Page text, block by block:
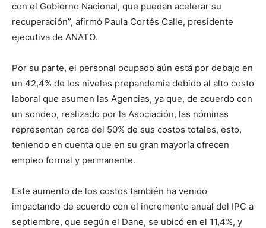
con el Gobierno Nacional, que puedan acelerar su
recuperación”, afirmó Paula Cortés Calle, presidente
ejecutiva de ANATO.
Por su parte, el personal ocupado aún está por debajo en
un 42,4% de los niveles prepandemia debido al alto costo
laboral que asumen las Agencias, ya que, de acuerdo con
un sondeo, realizado por la Asociación, las nóminas
representan cerca del 50% de sus costos totales, esto,
teniendo en cuenta que en su gran mayoría ofrecen
empleo formal y permanente.
Este aumento de los costos también ha venido
impactando de acuerdo con el incremento anual del IPC a
septiembre, que según el Dane, se ubicó en el 11,4%, y